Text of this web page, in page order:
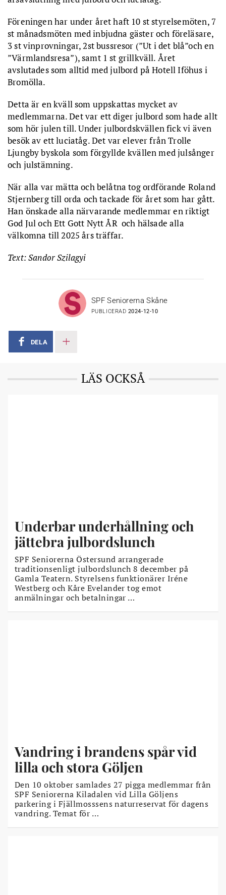
Föreningen har under året haft 10 st styrelsemöten, 7
st månadsmöten med inbjudna gäster och föreläsare,
3 st vinprovningar, 2st bussresor (”Ut i det blå”och en
”Värmlandsresa”), samt 1 st grillkväll. Året
avslutades som alltid med julbord på Hotell Iföhus i
Bromölla.
Detta är en kväll som uppskattas mycket av
medlemmarna. Det var ett diger julbord som hade allt
som hör julen till. Under julbordskvällen fick vi även
besök av ett luciatåg. Det var elever från Trolle
Ljungby byskola som förgyllde kvällen med julsånger
och julstämning.
När alla var mätta och belåtna tog ordförande Roland
Stjernberg till orda och tackade för året som har gått.
Han önskade alla närvarande medlemmar en riktigt
God Jul och Ett Gott Nytt ÅR och hälsade alla
välkomna till 2025 års träffar.
Text: Sandor Szilagyi
SPF Seniorerna Skåne
PUBLICERAD 2024-12-10
DELA
LÄS OCKSÅ
Underbar underhållning och
jättebra julbordslunch
SPF Seniorerna Östersund arrangerade
traditionsenligt julbordslunch 8 december på
Gamla Teatern. Styrelsens funktionärer Iréne
Westberg och Kåre Evelander tog emot
anmälningar och betalningar …
Vandring i brandens spår vid
lilla och stora Göljen
Den 10 oktober samlades 27 pigga medlemmar från
SPF Seniorerna Kiladalen vid Lilla Göljens
parkering i Fjällmosssens naturreservat för dagens
vandring. Temat för …